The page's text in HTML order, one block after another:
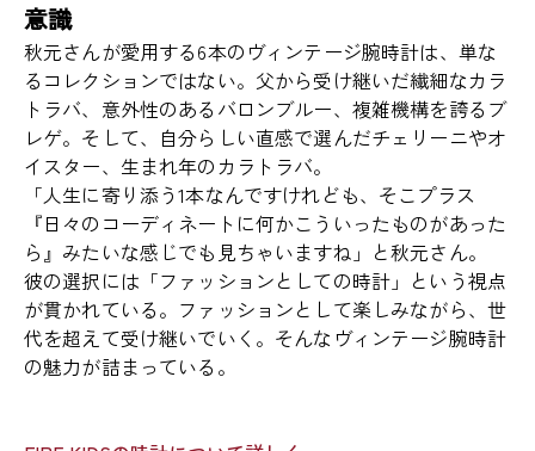
意識
秋元さんが愛用する6本のヴィンテージ腕時計は、単な
るコレクションではない。父から受け継いだ繊細なカラ
トラバ、意外性のあるバロンブルー、複雑機構を誇るブ
レゲ。そして、自分らしい直感で選んだチェリーニやオ
イスター、生まれ年のカラトラバ。
「人生に寄り添う1本なんですけれども、そこプラス
『日々のコーディネートに何かこういったものがあった
ら』みたいな感じでも見ちゃいますね」と秋元さん。
彼の選択には「ファッションとしての時計」という視点
が貫かれている。ファッションとして楽しみながら、世
代を超えて受け継いでいく。そんなヴィンテージ腕時計
の魅力が詰まっている。